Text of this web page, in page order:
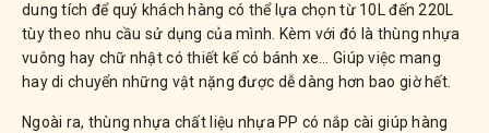
dung tích để quý khách hàng có thể lựa chọn từ 10L đến 220L
tùy theo nhu cầu sử dụng của mình. Kèm với đó là thùng nhựa
vuông hay chữ nhật có thiết kế có bánh xe… Giúp việc mang
hay di chuyển những vật nặng được dễ dàng hơn bao giờ hết.
Ngoài ra, thùng nhựa chất liệu nhựa PP có nắp cài giúp hàng